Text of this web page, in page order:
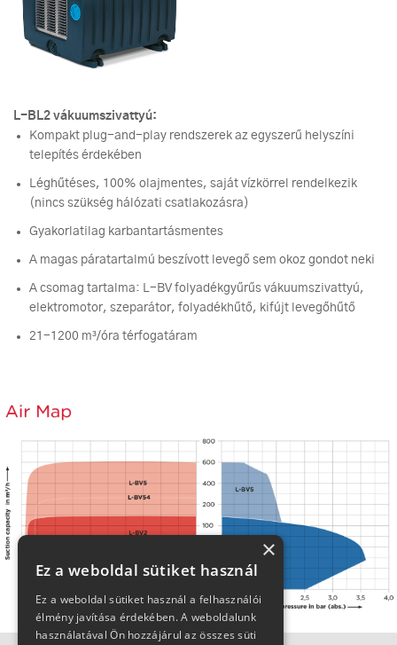
L-BL2 vákuumszivattyú:
Kompakt plug-and-play rendszerek az egyszerű helyszíni
telepítés érdekében
Léghűtéses, 100% olajmentes, saját vízkörrel rendelkezik
(nincs szükség hálózati csatlakozásra)
Gyakorlatilag karbantartásmentes
A magas páratartalmú beszívott levegő sem okoz gondot neki
A csomag tartalma: L-BV folyadékgyűrűs vákuumszivattyú,
elektromotor, szeparátor, folyadékhűtő, kifújt levegőhűtő
21-1200 m³/óra térfogatáram
×
Ez a weboldal sütiket használ
Ez a weboldal sütiket használ a felhasználói
élmény javítása érdekében. A weboldalunk
használatával Ön hozzájárul az összes süti